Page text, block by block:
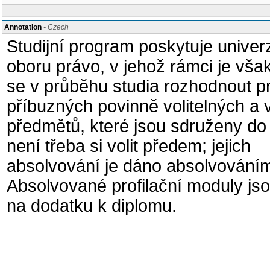
Annotation - Czech
Studijní program poskytuje
oboru právo, v jehož rámci je
se v průběhu studia rozhodnout
příbuzných povinně volitelných a
předmětů, které jsou sdruženy
není třeba si volit předem; jejich
absolvování je dáno
Absolvované profilační moduly
na dodatku k diplomu.